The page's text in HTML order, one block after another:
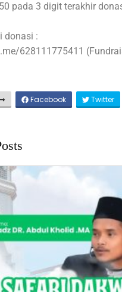
pada 3 digit terakhir
donasi :
628111775411
Facebook Twitter